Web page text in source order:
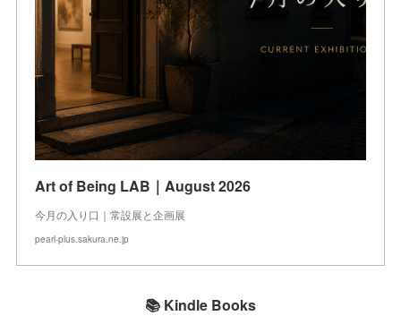
Art of Being LAB｜August 2026
今月の入り口｜常設展と企画展
pearl-plus.sakura.ne.jp
📚 Kindle Books